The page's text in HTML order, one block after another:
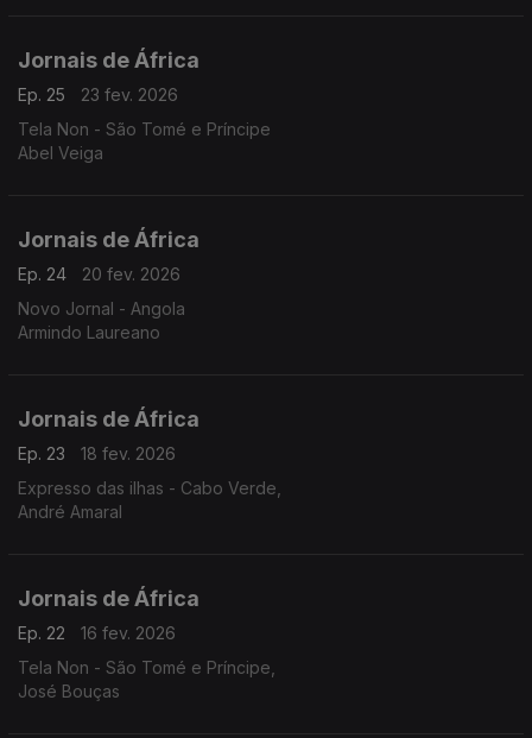
Jornais de África
Ep. 25
23 fev. 2026
Tela Non - São Tomé e Príncipe
Abel Veiga
Jornais de África
Ep. 24
20 fev. 2026
Novo Jornal - Angola
Armindo Laureano
Jornais de África
Ep. 23
18 fev. 2026
Expresso das ilhas - Cabo Verde,
André Amaral
Jornais de África
Ep. 22
16 fev. 2026
Tela Non - São Tomé e Príncipe,
José Bouças